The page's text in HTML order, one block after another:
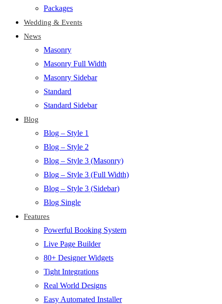
Packages
Wedding & Events
News
Masonry
Masonry Full Width
Masonry Sidebar
Standard
Standard Sidebar
Blog
Blog – Style 1
Blog – Style 2
Blog – Style 3 (Masonry)
Blog – Style 3 (Full Width)
Blog – Style 3 (Sidebar)
Blog Single
Features
Powerful Booking System
Live Page Builder
80+ Designer Widgets
Tight Integrations
Real World Designs
Easy Automated Installer